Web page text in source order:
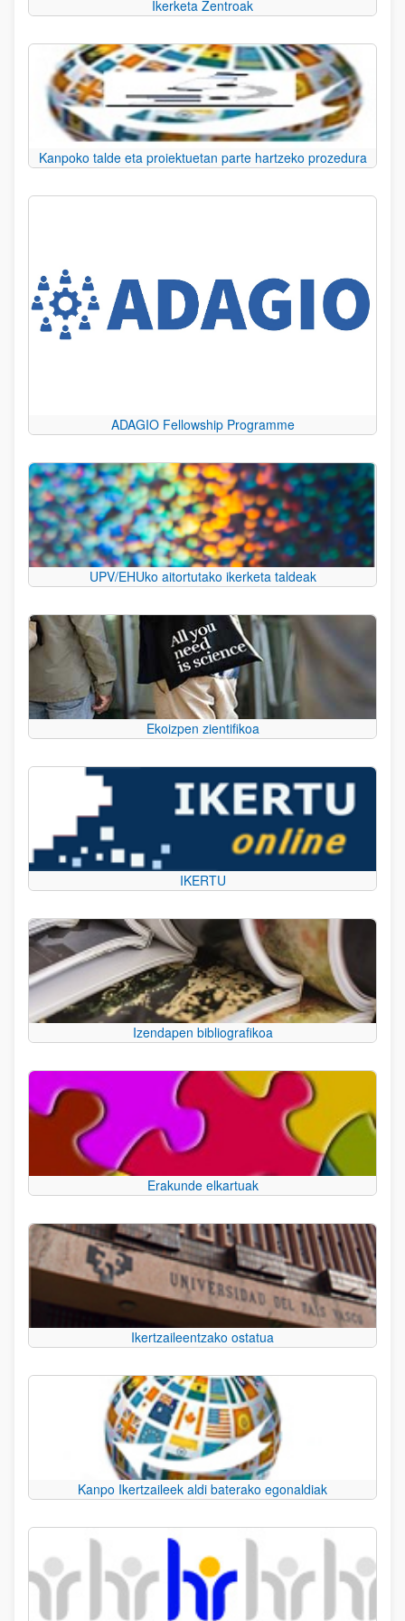
Ikerketa Zentroak
Kanpoko talde eta proiektuetan parte hartzeko prozedura
ADAGIO Fellowship Programme
UPV/EHUko aitortutako ikerketa taldeak
Ekoizpen zientifikoa
IKERTU
Izendapen bibliografikoa
Erakunde elkartuak
Ikertzaileentzako ostatua
Kanpo Ikertzaileek aldi baterako egonaldiak